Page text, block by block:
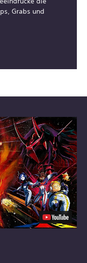
Grabs und